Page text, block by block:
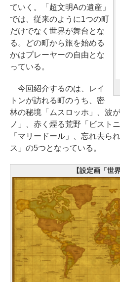
ていく。「超文明Aの遺産」
では、従来のように1つの町
だけでなく世界が舞台とな
る。どの町から旅を始める
かはプレーヤーの自由とな
っている。
今回紹介するのは、レイ
トンが訪れる町のうち、密
林の秘境「ムスロッホ」、波
ノ」、赤く煙る荒野「ビスト
「マリードール」、忘れ去ら
ス」の5つとなっている。
【設定画「世